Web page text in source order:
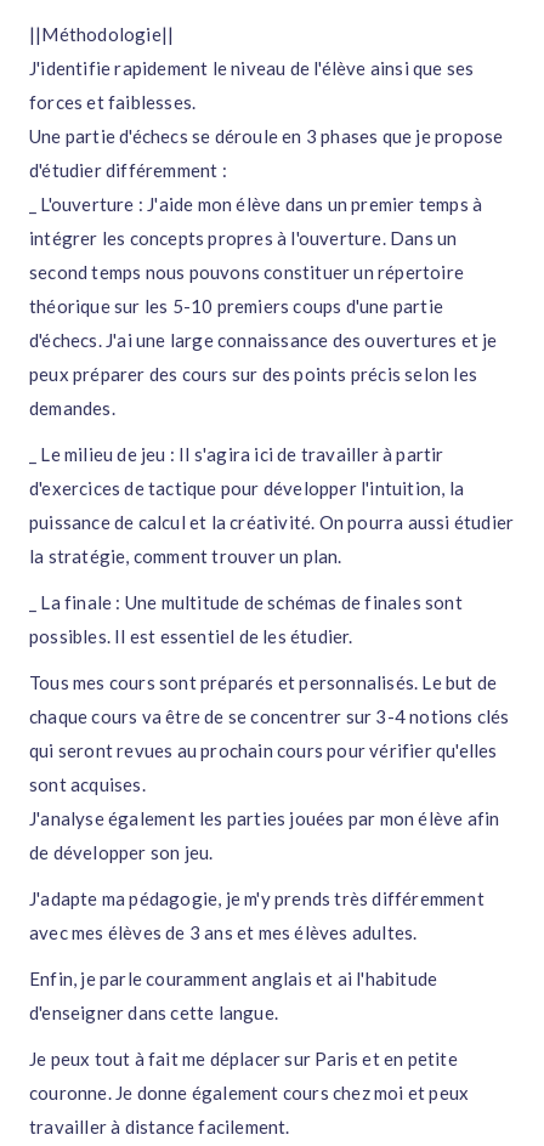
||Méthodologie||
J'identifie rapidement le niveau de l'élève ainsi que ses
forces et faiblesses.
Une partie d'échecs se déroule en 3 phases que je propose
d'étudier différemment :
_ L'ouverture : J'aide mon élève dans un premier temps à
intégrer les concepts propres à l'ouverture. Dans un
second temps nous pouvons constituer un répertoire
théorique sur les 5-10 premiers coups d'une partie
d'échecs. J'ai une large connaissance des ouvertures et je
peux préparer des cours sur des points précis selon les
demandes.
_ Le milieu de jeu : Il s'agira ici de travailler à partir
d'exercices de tactique pour développer l'intuition, la
puissance de calcul et la créativité. On pourra aussi étudier
la stratégie, comment trouver un plan.
_ La finale : Une multitude de schémas de finales sont
possibles. Il est essentiel de les étudier.
Tous mes cours sont préparés et personnalisés. Le but de
chaque cours va être de se concentrer sur 3-4 notions clés
qui seront revues au prochain cours pour vérifier qu'elles
sont acquises.
J'analyse également les parties jouées par mon élève afin
de développer son jeu.
J'adapte ma pédagogie, je m'y prends très différemment
avec mes élèves de 3 ans et mes élèves adultes.
Enfin, je parle couramment anglais et ai l'habitude
d'enseigner dans cette langue.
Je peux tout à fait me déplacer sur Paris et en petite
couronne. Je donne également cours chez moi et peux
travailler à distance facilement.